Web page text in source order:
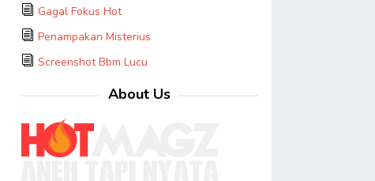
Gagal Fokus Hot
Penampakan Misterius
Screenshot Bbm Lucu
About Us